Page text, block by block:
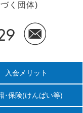
く団体)
入会メリット
･保険(けんばい等)